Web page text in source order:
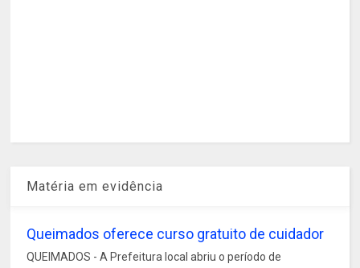
Matéria em evidência
Queimados oferece curso gratuito de cuidador
QUEIMADOS - A Prefeitura local abriu o período de